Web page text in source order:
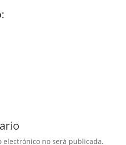
electrónico no será publicada.